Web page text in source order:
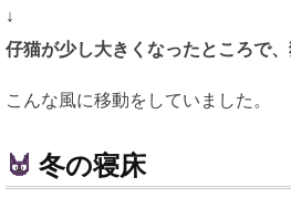
↓
仔猫が少し大きくなったところで
こんな風に移動をしていました。
冬の寝床